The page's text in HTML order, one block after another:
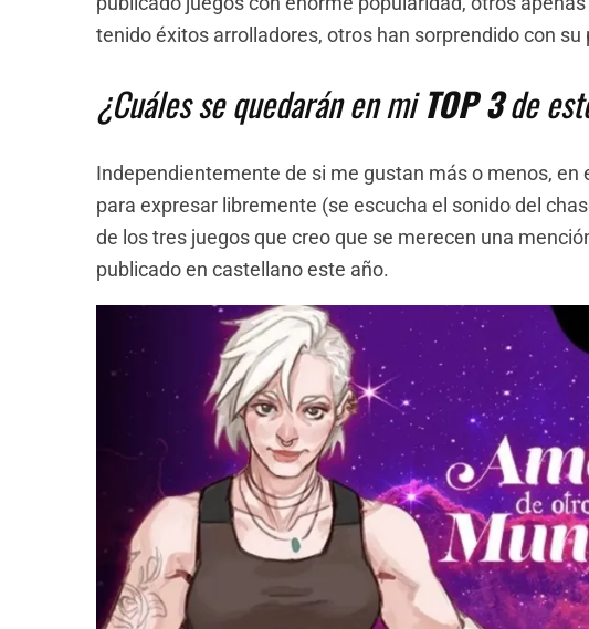
tenido éxitos arrolladores, otros han sorprendido con
¿Cuáles se quedarán en miTOP 3de
Independientemente de si me gustan más o menos, en
para expresar libremente (se escucha el sonido del
de los tres juegos que creo que se merecen una
publicado en castellano este año.